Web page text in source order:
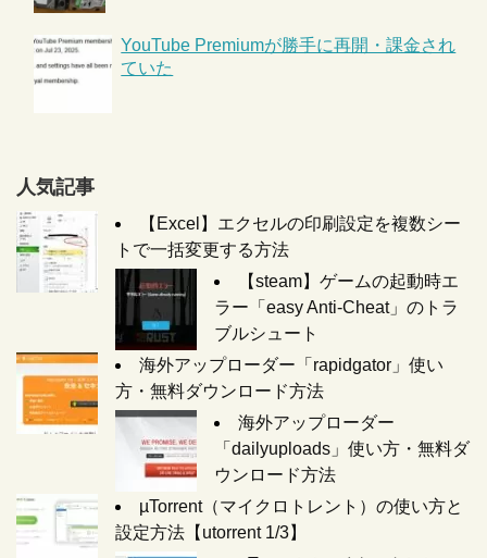
YouTube Premiumが勝手に再開・課金され
ていた
人気記事
【Excel】エクセルの印刷設定を複数シー
トで一括変更する方法
【steam】ゲームの起動時エ
ラー「easy Anti-Cheat」のトラ
ブルシュート
海外アップローダー「rapidgator」使い
方・無料ダウンロード方法
海外アップローダー
「dailyuploads」使い方・無料ダ
ウンロード方法
µTorrent（マイクロトレント）の使い方と
設定方法【utorrent 1/3】